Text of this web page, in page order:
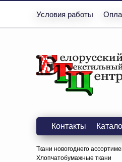
Условия работы
Контакты
Ткани новогоднего
Хлопчатобумажные ткани